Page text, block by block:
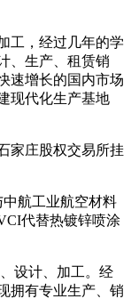
工，经过几年的学
、生产、租赁销
速增长的国内市场
现代化生产基地
家庄股权交易所挂
中航工业航空材料
代替热镀锌喷涂
设计、加工。经
拥有专业生产、销